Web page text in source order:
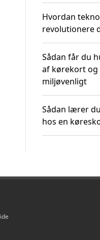
Hvordan
revolutionere
Sådan får du
af kørekort
miljøvenligt
Sådan lærer
hos en